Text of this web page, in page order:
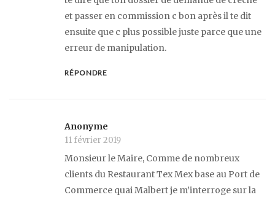
et passer en commission c bon après il te dit
ensuite que c plus possible juste parce que une
erreur de manipulation.
RÉPONDRE
Anonyme
11 février 2019
Monsieur le Maire, Comme de nombreux
clients du Restaurant Tex Mex base au Port de
Commerce quai Malbert je m’interroge sur la